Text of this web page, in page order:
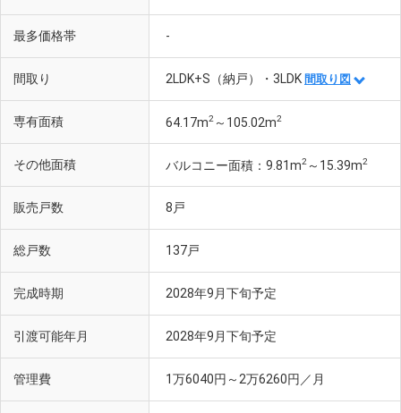
最多価格帯 -
間取り 2LDK+S（納戸）・3LDK 間取り図
専有面積 64.17m2 ～105.02m2
その他面積 バルコニー面積：9.81m2 ～15.39m2
販売戸数 8戸
総戸数 137戸
完成時期 2028年9月下旬予定
引渡可能年月 2028年9月下旬予定
管理費 1万6040円～2万6260円／月